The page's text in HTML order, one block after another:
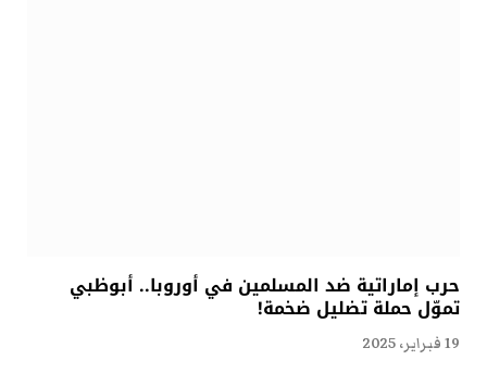
حرب إماراتية ضد المسلمين في أوروبا.. أبوظبي
تموّل حملة تضليل ضخمة!
19 فبراير، 2025